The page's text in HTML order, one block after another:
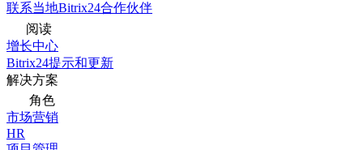
联系当地Bitrix24合作伙伴
阅读
增长中心
Bitrix24提示和更新
解决方案
角色
市场营销
HR